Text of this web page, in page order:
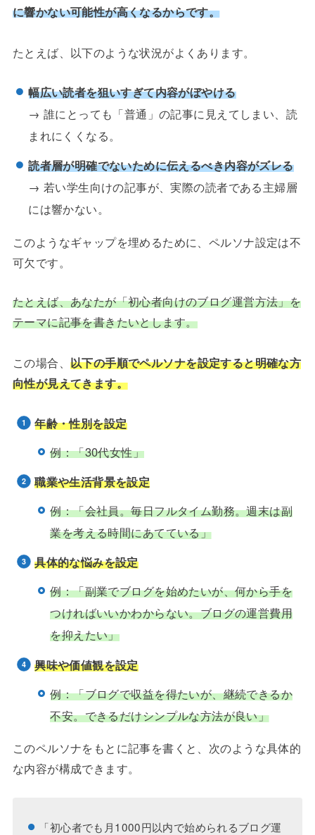
に響かない可能性が高くなるからです。
たとえば、以下のような状況がよくあります。
幅広い読者を狙いすぎて内容がぼやける
→ 誰にとっても「普通」の記事に見えてしまい、読
まれにくくなる。
読者層が明確でないために伝えるべき内容がズレる
→ 若い学生向けの記事が、実際の読者である主婦層
には響かない。
このようなギャップを埋めるために、ペルソナ設定は不
可欠です。
たとえば、あなたが「初心者向けのブログ運営方法」を
テーマに記事を書きたいとします。
この場合、 以下の手順でペルソナを設定すると明確な方
向性が見えてきます。
年齢・性別を設定
例：「30代女性」
職業や生活背景を設定
例：「会社員。毎日フルタイム勤務。週末は副
業を考える時間にあてている」
具体的な悩みを設定
例：「副業でブログを始めたいが、何から手を
つければいいかわからない。ブログの運営費用
を抑えたい」
興味や価値観を設定
例：「ブログで収益を得たいが、継続できるか
不安。できるだけシンプルな方法が良い」
このペルソナをもとに記事を書くと、次のような具体的
な内容が構成できます。
「初心者でも月1000円以内で始められるブログ運